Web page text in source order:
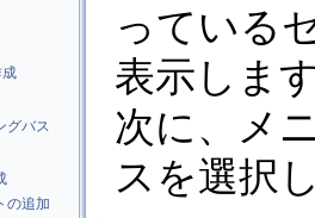
成
グバス
の追加
っている
表示しま
次に、メ
スを選択